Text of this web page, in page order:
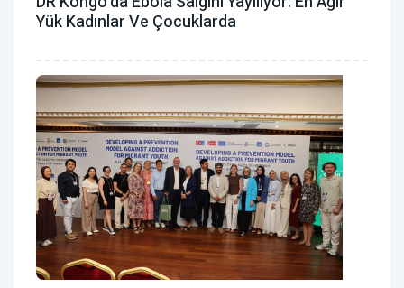
Yük Kadınlar Ve Çocuklarda